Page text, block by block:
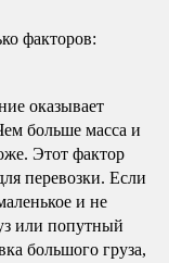
факторов:
оказывает
больше масса и
Этот фактор
перевозки. Если
и не
или попутный
большого груза,